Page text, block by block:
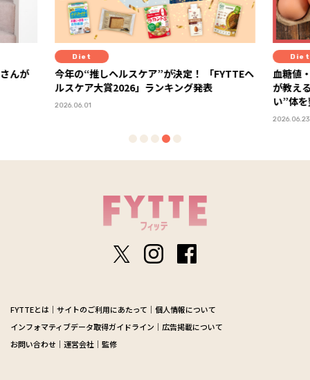
FYTTEヘ
Diet
血糖値・栄養・満足度がカギ！ 糖尿病専門医
が教える、“血糖値安定×健康コスパが高
い”体を整える食材の選び方
１杯
化し
ーア
FYTTEとは サイトのご利用にあたって
個人情報について
インフォマティブデータ取得ガイドライン
広告掲載について
お問い合わせ
運営会社 監修